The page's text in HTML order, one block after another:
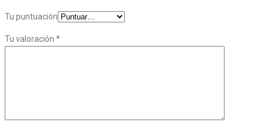
Tu puntuación
Tu valoración *